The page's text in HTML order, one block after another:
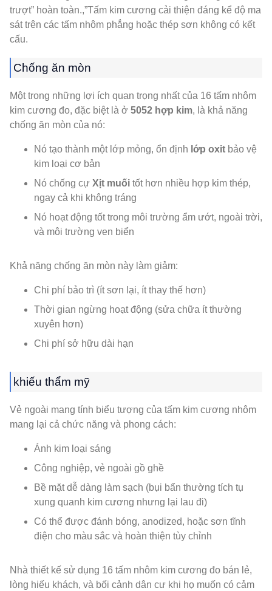
trượt” hoàn toàn.,”Tấm kim cương cải thiện đáng kể độ ma
sát trên các tấm nhôm phẳng hoặc thép sơn không có kết
cấu.
Chống ăn mòn
Một trong những lợi ích quan trọng nhất của 16 tấm nhôm
kim cương đo, đặc biệt là ở 5052 hợp kim, là khả năng
chống ăn mòn của nó:
Nó tạo thành một lớp mỏng, ổn định lớp oxit bảo vệ
kim loại cơ bản
Nó chống cự Xịt muối tốt hơn nhiều hợp kim thép,
ngay cả khi không tráng
Nó hoạt động tốt trong môi trường ẩm ướt, ngoài trời,
và môi trường ven biển
Khả năng chống ăn mòn này làm giảm:
Chi phí bảo trì (ít sơn lại, ít thay thế hơn)
Thời gian ngừng hoạt động (sửa chữa ít thường
xuyên hơn)
Chi phí sở hữu dài hạn
khiếu thẩm mỹ
Vẻ ngoài mang tính biểu tượng của tấm kim cương nhôm
mang lại cả chức năng và phong cách:
Ánh kim loại sáng
Công nghiệp, vẻ ngoài gồ ghề
Bề mặt dễ dàng làm sạch (bụi bẩn thường tích tụ
xung quanh kim cương nhưng lại lau đi)
Có thể được đánh bóng, anodized, hoặc sơn tĩnh
điện cho màu sắc và hoàn thiện tùy chỉnh
Nhà thiết kế sử dụng 16 tấm nhôm kim cương đo bán lẻ,
lòng hiếu khách, và bối cảnh dân cư khi họ muốn có cảm